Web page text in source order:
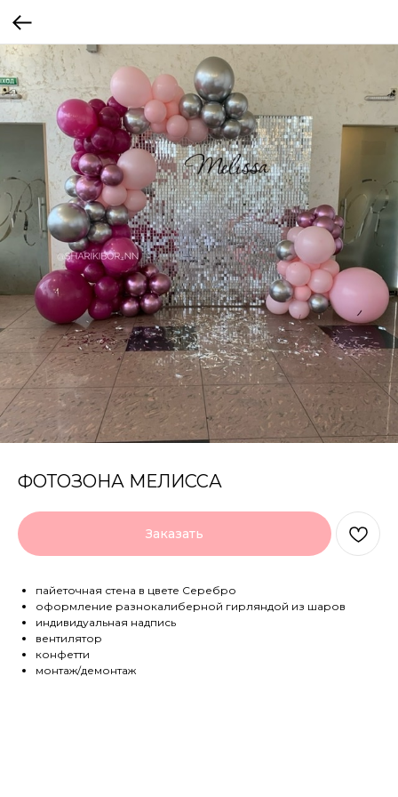
ФОТОЗОНА МЕЛИССА
Заказать
пайеточная стена в цвете Серебро
оформление разнокалиберной гирляндой из шаров
индивидуальная надпись
вентилятор
конфетти
монтаж/демонтаж